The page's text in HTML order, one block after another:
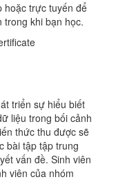
hoặc trực tuyến để
trong khi bạn học.
triển sự hiểu biết
liệu trong bối cảnh
thức thu được sẽ
bài tập tập trung
vấn đề. Sinh viên
viên của nhóm